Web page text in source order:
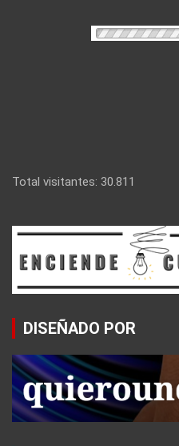
Total visitantes: 30.811
DISEÑADO POR